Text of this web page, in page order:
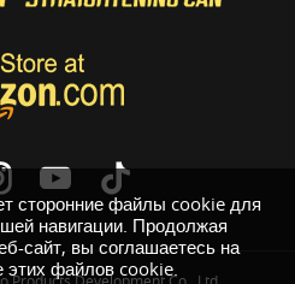
сторонние файлы cookie для
навигации. Продолжая
сайт, вы соглашаетесь на
этих файлов cookie.